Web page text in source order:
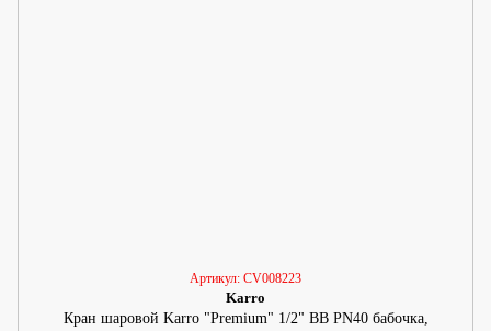
Артикул: CV008223
Karro
Кран шаровой Karro "Premium" 1/2" ВВ PN40 бабочка,